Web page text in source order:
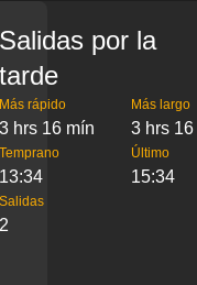
Salidas por la
tarde
Más rápido
3 hrs 16 mín
Más largo
3 hrs
Temprano
13:34
Último
15:34
Salidas
2